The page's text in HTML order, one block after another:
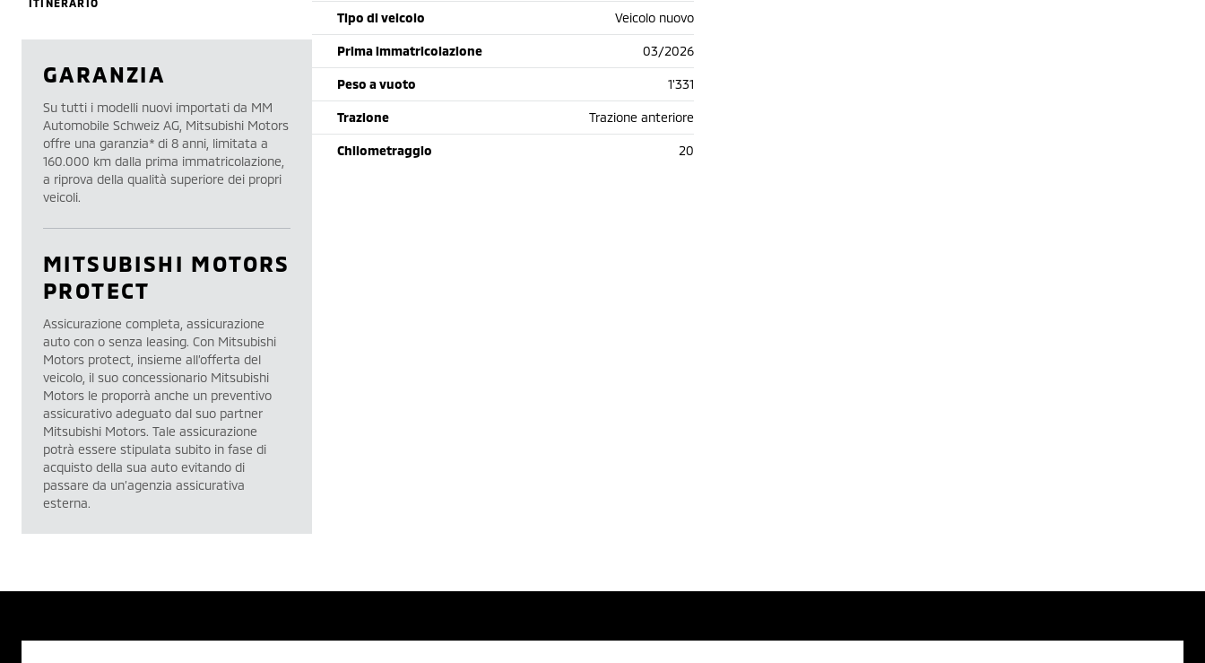
Tipo di veicolo Veicolo nuovo
Prima immatricolazione 03/2026
Peso a vuoto 1'331
Trazione Trazione anteriore
Chilometraggio 20
ITINERARIO
GARANZIA
Su tutti i modelli nuovi importati da MM
Automobile Schweiz AG, Mitsubishi Motors
offre una garanzia* di 8 anni, limitata a
160.000 km dalla prima immatricolazione,
a riprova della qualità superiore dei propri
veicoli.
MITSUBISHI MOTORS
PROTECT
Assicurazione completa, assicurazione
auto con o senza leasing. Con Mitsubishi
Motors protect, insieme all’offerta del
veicolo, il suo concessionario Mitsubishi
Motors le proporrà anche un preventivo
assicurativo adeguato dal suo partner
Mitsubishi Motors. Tale assicurazione
potrà essere stipulata subito in fase di
acquisto della sua auto evitando di
passare da un’agenzia assicurativa
esterna.